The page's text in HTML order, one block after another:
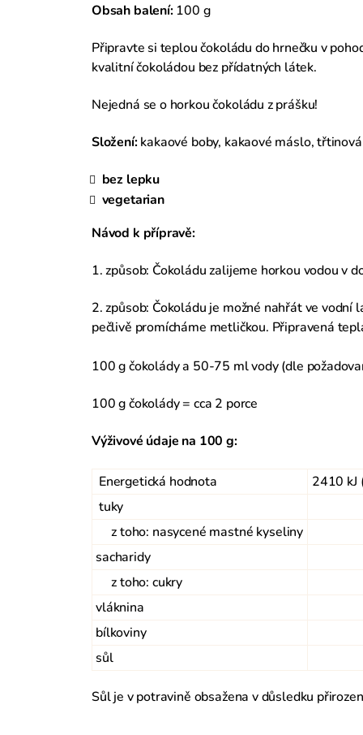
Obsah balení:100 g
Připravte si teplou čokoládu do hrnečku v
kvalitní čokoládou bez přídatných látek.
Nejedná se o horkou čokoládu z prášku!
Složení:kakaové boby, kakaové máslo,
bez lepku
vegetarian
Návod k přípravě:
1. způsob: Čokoládu zalijeme horkou vodou v
2. způsob: Čokoládu je možné nahřát ve
pečlivě promícháme metličkou. Připravená
100 g čokolády a 50-75 ml vody (dle
100 g čokolády = cca 2 porce
Výživové údaje na 100 g:
Energetická hodnota
2410 kJ
tuky
z toho: nasycené mastné kyseliny
sacharidy
z toho: cukry
vláknina
bílkoviny
sůl
Sůl je v potravině obsažena v důsledku